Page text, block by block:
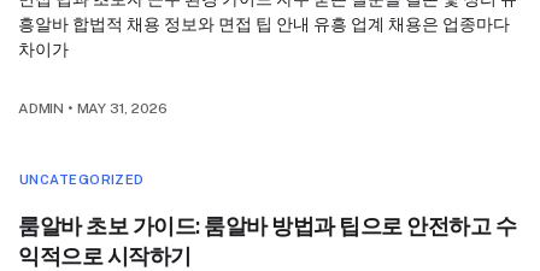
흥알바 합법적 채용 정보와 면접 팁 안내 유흥 업계 채용은 업종마다
차이가
ADMIN • MAY 31, 2026
UNCATEGORIZED
룸알바 초보 가이드: 룸알바 방법과 팁으로 안전하고 수
익적으로 시작하기